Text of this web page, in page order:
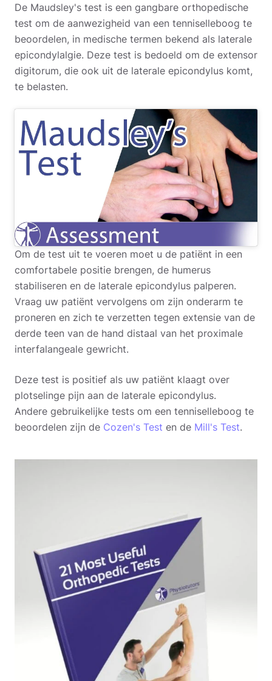
De Maudsley's test is een gangbare orthopedische
test om de aanwezigheid van een tenniselleboog te
beoordelen, in medische termen bekend als laterale
epicondylalgie. Deze test is bedoeld om de extensor
digitorum, die ook uit de laterale epicondylus komt,
te belasten.
Om de test uit te voeren moet u de patiënt in een
comfortabele positie brengen, de humerus
stabiliseren en de laterale epicondylus palperen.
Vraag uw patiënt vervolgens om zijn onderarm te
proneren en zich te verzetten tegen extensie van de
derde teen van de hand distaal van het proximale
interfalangeale gewricht.
Deze test is positief als uw patiënt klaagt over
plotselinge pijn aan de laterale epicondylus.
Andere gebruikelijke tests om een tenniselleboog te
beoordelen zijn de Cozen's Test en de Mill's Test.